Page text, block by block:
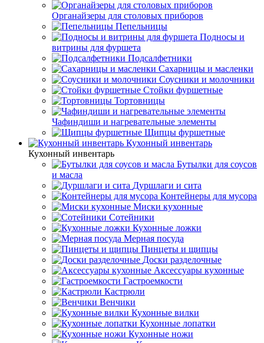
Органайзеры для столовых приборов
Пепельницы
Подносы и
витрины для фуршета
Подсалфетники
Сахарницы и масленки
Соусники и молочники
Стойки фуршетные
Тортовницы
Чафиндиши и нагревательные элементы
Щипцы фуршетные
Кухонный инвентарь
Кухонный инвентарь
Бутылки для соусов
и масла
Дуршлаги и сита
Контейнеры для мусора
Миски кухонные
Сотейники
Кухонные ложки
Мерная посуда
Пинцеты и щипцы
Доски разделочные
Аксессуары кухонные
Гастроемкости
Кастрюли
Венчики
Кухонные вилки
Кухонные лопатки
Кухонные ножи